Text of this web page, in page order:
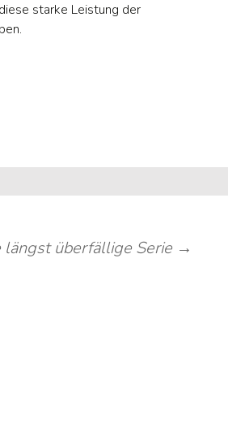
starke Leistung der
längst überfällige Serie →